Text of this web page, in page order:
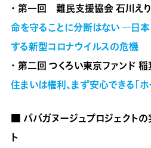
・ 第一回 難民支援協会 石川え
命を守ることに分断はない ―日
する新型コロナウイルスの危機
・ 第二回 つくろい東京ファンド
住まいは権利、まず安心できる「ホ
■ ババガヌージュプロジェクトの
ト